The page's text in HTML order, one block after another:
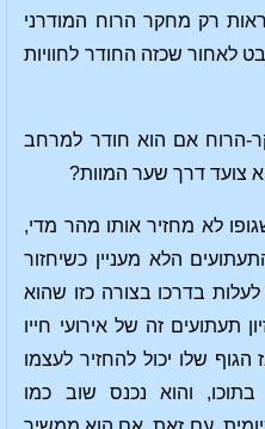
רק מחקר הרוח המודרני
לאחור שכזה החודר לחוויות
הרוח אם הוא חודר למרחב
צועד דרך שער המוות?
לא מחזיר אותו מהר מדי,
הלא מעניין כשיחזור
בדרכו בצורה כזו שהוא
תעתועים זה של אירועי חייו
הגוף שלו יכול להחזיר לעצמו
והוא נכנס שוב כמו